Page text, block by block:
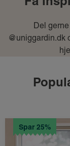
Del
@uniggardin.dk
Spar 25%